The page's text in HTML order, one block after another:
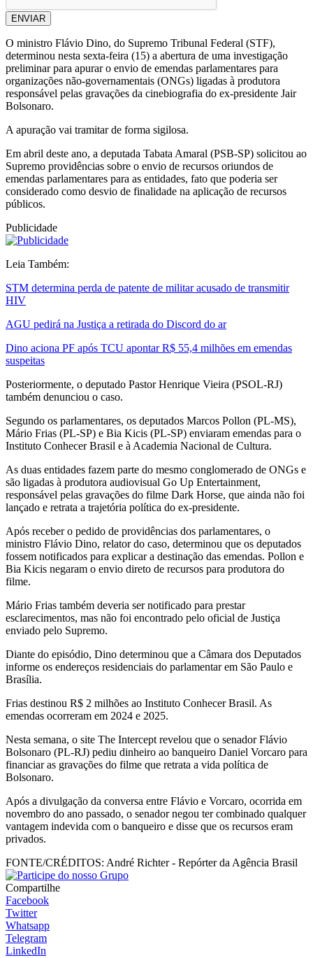
ENVIAR
O ministro Flávio Dino, do Supremo Tribunal Federal (STF),
determinou nesta sexta-feira (15) a abertura de uma investigação
preliminar para apurar o envio de emendas parlamentares para
organizações não-governamentais (ONGs) ligadas à produtora
responsável pelas gravações da cinebiografia do ex-presidente Jair
Bolsonaro.
A apuração vai tramitar de forma sigilosa.
Em abril deste ano, a deputada Tabata Amaral (PSB-SP) solicitou ao
Supremo providências sobre o envio de recursos oriundos de
emendas parlamentares para as entidades, fato que poderia ser
considerado como desvio de finalidade na aplicação de recursos
públicos.
Publicidade
Leia Também:
STM determina perda de patente de militar acusado de transmitir
HIV
AGU pedirá na Justiça a retirada do Discord do ar
Dino aciona PF após TCU apontar R$ 55,4 milhões em emendas
suspeitas
Posteriormente, o deputado Pastor Henrique Vieira (PSOL-RJ)
também denunciou o caso.
Segundo os parlamentares, os deputados Marcos Pollon (PL-MS),
Mário Frias (PL-SP) e Bia Kicis (PL-SP) enviaram emendas para o
Instituto Conhecer Brasil e à Academia Nacional de Cultura.
As duas entidades fazem parte do mesmo conglomerado de ONGs e
são ligadas à produtora audiovisual Go Up Entertainment,
responsável pelas gravações do filme Dark Horse, que ainda não foi
lançado e retrata a trajetória política do ex-presidente.
Após receber o pedido de providências dos parlamentares, o
ministro Flávio Dino, relator do caso, determinou que os deputados
fossem notificados para explicar a destinação das emendas. Pollon e
Bia Kicis negaram o envio direto de recursos para produtora do
filme.
Mário Frias também deveria ser notificado para prestar
esclarecimentos, mas não foi encontrado pelo oficial de Justiça
enviado pelo Supremo.
Diante do episódio, Dino determinou que a Câmara dos Deputados
informe os endereços residenciais do parlamentar em São Paulo e
Brasília.
Frias destinou R$ 2 milhões ao Instituto Conhecer Brasil. As
emendas ocorreram em 2024 e 2025.
Nesta semana, o site The Intercept revelou que o senador Flávio
Bolsonaro (PL-RJ) pediu dinheiro ao banqueiro Daniel Vorcaro para
financiar as gravações do filme que retrata a vida política de
Bolsonaro.
Após a divulgação da conversa entre Flávio e Vorcaro, ocorrida em
novembro do ano passado, o senador negou ter combinado qualquer
vantagem indevida com o banqueiro e disse que os recursos eram
privados.
FONTE/CRÉDITOS: André Richter - Repórter da Agência Brasil
Compartilhe
Facebook
Twitter
Whatsapp
Telegram
LinkedIn